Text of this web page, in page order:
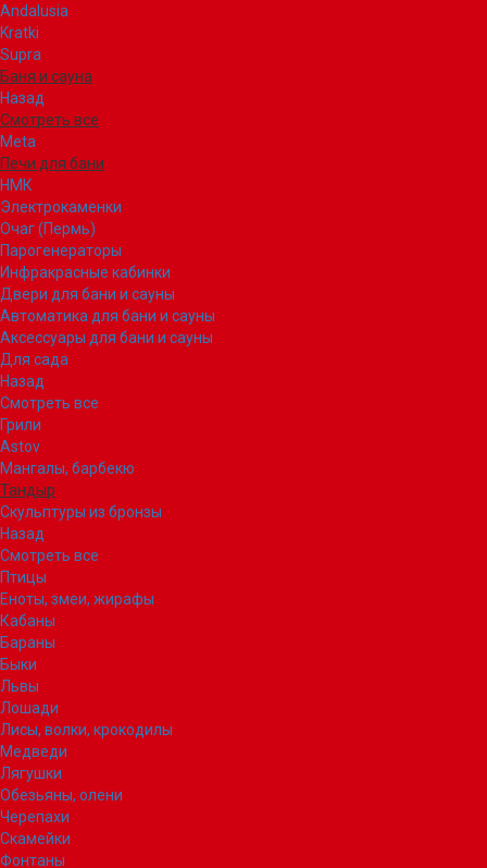
Andalusia
Kratki
Supra
Баня и сауна
Назад
Смотреть все
Meta
Печи для бани
НМК
Электрокаменки
Очаг (Пермь)
Парогенераторы
Инфракрасные кабинки
Двери для бани и сауны
Автоматика для бани и сауны
Аксессуары для бани и сауны
Для сада
Назад
Смотреть все
Грили
Astov
Мангалы, барбекю
Тандыр
Скульптуры из бронзы
Назад
Смотреть все
Птицы
Еноты, змеи, жирафы
Кабаны
Бараны
Быки
Львы
Лошади
Лисы, волки, крокодилы
Медведи
Лягушки
Обезьяны, олени
Черепахи
Скамейки
Фонтаны